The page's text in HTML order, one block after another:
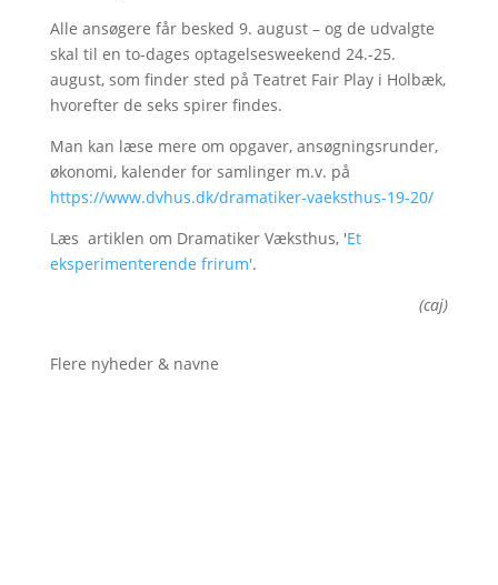
Alle ansøgere får besked 9. august – og de udvalgte
skal til en to-dages optagelsesweekend 24.-25.
august, som finder sted på Teatret Fair Play i Holbæk,
hvorefter de seks spirer findes.
Man kan læse mere om opgaver, ansøgningsrunder,
økonomi, kalender for samlinger m.v. på
https://www.dvhus.dk/dramatiker-vaeksthus-19-20/
Læs artiklen om Dramatiker Væksthus, 'Et
eksperimenterende frirum'.
(caj)
Flere nyheder & navne